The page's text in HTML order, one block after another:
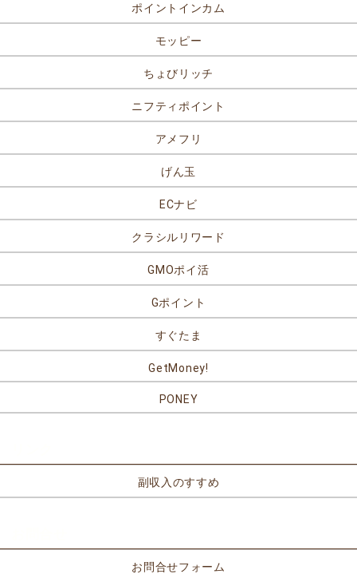
ポイントインカム
モッピー
ちょびリッチ
ニフティポイント
アメフリ
げん玉
ECナビ
クラシルリワード
GMOポイ活
Gポイント
すぐたま
GetMoney!
PONEY
副収入のすすめ
お問合せフォーム